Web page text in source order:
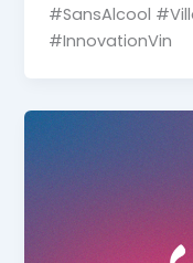
#SansAlcool
#InnovationVin